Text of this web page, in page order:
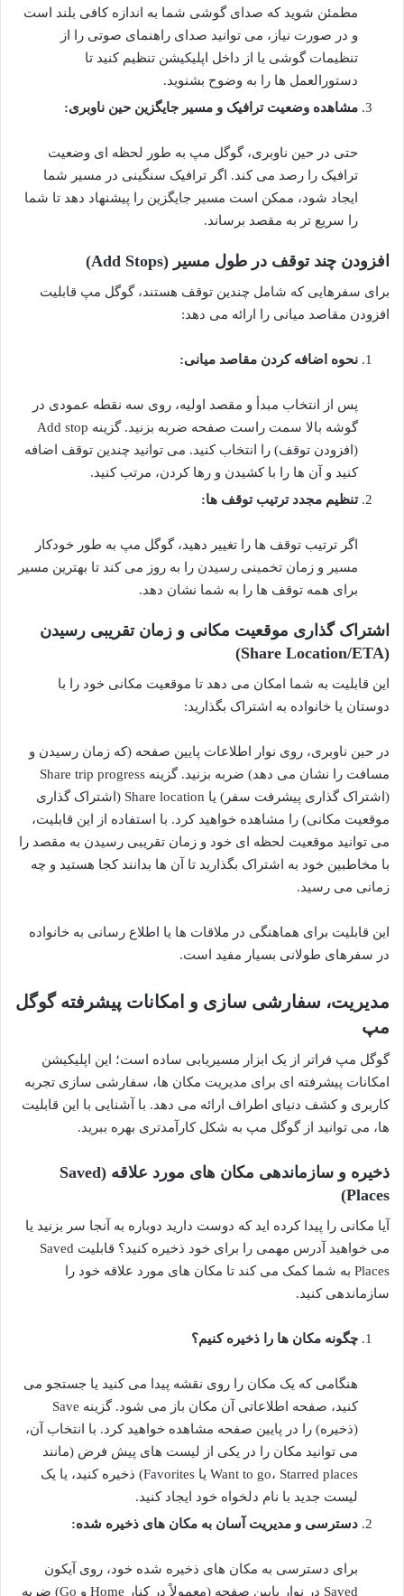
مطمئن شوید که صدای گوشی شما به اندازه کافی بلند است
و در صورت نیاز، می توانید صدای راهنمای صوتی را از
تنظیمات گوشی یا از داخل اپلیکیشن تنظیم کنید تا
دستورالعمل ها را به وضوح بشنوید.
مشاهده وضعیت ترافیک و مسیر جایگزین حین ناوبری:
حتی در حین ناوبری، گوگل مپ به طور لحظه ای وضعیت
ترافیک را رصد می کند. اگر ترافیک سنگینی در مسیر شما
ایجاد شود، ممکن است مسیر جایگزین را پیشنهاد دهد تا شما
را سریع تر به مقصد برساند.
افزودن چند توقف در طول مسیر (Add Stops)
برای سفرهایی که شامل چندین توقف هستند، گوگل مپ قابلیت
افزودن مقاصد میانی را ارائه می دهد:
نحوه اضافه کردن مقاصد میانی:
پس از انتخاب مبدأ و مقصد اولیه، روی سه نقطه عمودی در
گوشه بالا سمت راست صفحه ضربه بزنید. گزینه Add stop
(افزودن توقف) را انتخاب کنید. می توانید چندین توقف اضافه
کنید و آن ها را با کشیدن و رها کردن، مرتب کنید.
تنظیم مجدد ترتیب توقف ها:
اگر ترتیب توقف ها را تغییر دهید، گوگل مپ به طور خودکار
مسیر و زمان تخمینی رسیدن را به روز می کند تا بهترین مسیر
برای همه توقف ها را به شما نشان دهد.
اشتراک گذاری موقعیت مکانی و زمان تقریبی رسیدن
(Share Location/ETA)
این قابلیت به شما امکان می دهد تا موقعیت مکانی خود را با
دوستان یا خانواده به اشتراک بگذارید:
در حین ناوبری، روی نوار اطلاعات پایین صفحه (که زمان رسیدن و
مسافت را نشان می دهد) ضربه بزنید. گزینه Share trip progress
(اشتراک گذاری پیشرفت سفر) یا Share location (اشتراک گذاری
موقعیت مکانی) را مشاهده خواهید کرد. با استفاده از این قابلیت،
می توانید موقعیت لحظه ای خود و زمان تقریبی رسیدن به مقصد را
با مخاطبین خود به اشتراک بگذارید تا آن ها بدانند کجا هستید و چه
زمانی می رسید.
این قابلیت برای هماهنگی در ملاقات ها یا اطلاع رسانی به خانواده
در سفرهای طولانی بسیار مفید است.
مدیریت، سفارشی سازی و امکانات پیشرفته گوگل
مپ
گوگل مپ فراتر از یک ابزار مسیریابی ساده است؛ این اپلیکیشن
امکانات پیشرفته ای برای مدیریت مکان ها، سفارشی سازی تجربه
کاربری و کشف دنیای اطراف ارائه می دهد. با آشنایی با این قابلیت
ها، می توانید از گوگل مپ به شکل کارآمدتری بهره ببرید.
ذخیره و سازماندهی مکان های مورد علاقه (Saved
Places)
آیا مکانی را پیدا کرده اید که دوست دارید دوباره به آنجا سر بزنید یا
می خواهید آدرس مهمی را برای خود ذخیره کنید؟ قابلیت Saved
Places به شما کمک می کند تا مکان های مورد علاقه خود را
سازماندهی کنید.
چگونه مکان ها را ذخیره کنیم؟
هنگامی که یک مکان را روی نقشه پیدا می کنید یا جستجو می
کنید، صفحه اطلاعاتی آن مکان باز می شود. گزینه Save
(ذخیره) را در پایین صفحه مشاهده خواهید کرد. با انتخاب آن،
می توانید مکان را در یکی از لیست های پیش فرض (مانند
Want to go، Starred places یا Favorites) ذخیره کنید، یا یک
لیست جدید با نام دلخواه خود ایجاد کنید.
دسترسی و مدیریت آسان به مکان های ذخیره شده:
برای دسترسی به مکان های ذخیره شده خود، روی آیکون
Saved در نوار پایین صفحه (معمولاً در کنار Home و Go) ضربه